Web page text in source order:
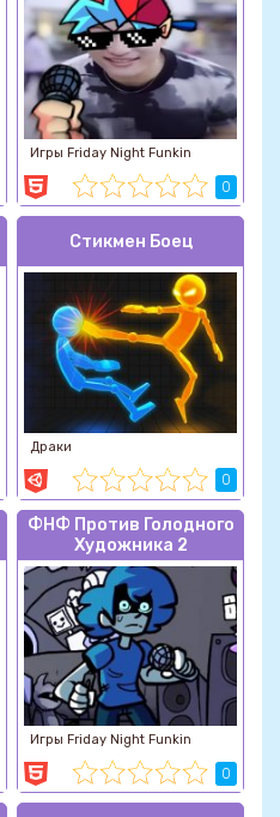
Игры Friday Night Funkin
0
Стикмен Боец
Драки
0
ФНФ Против Голодного
Художника 2
Игры Friday Night Funkin
0